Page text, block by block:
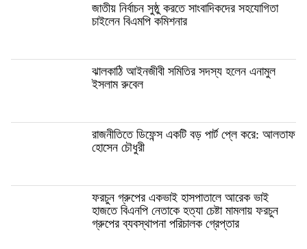
জাতীয় নির্বাচন সুষ্ঠু করতে সাংবাদিকদের সহযোগিতা
চাইলেন বিএমপি কমিশনার
ঝালকাঠি আইনজীবী সমিতির সদস্য হলেন এনামুল
ইসলাম রুবেল
রাজনীতিতে ডিফেন্স একটি বড় পার্ট প্লে করে: আলতাফ
হোসেন চৌধুরী
ফরচুন গ্রুপের একভাই হাসপাতালে আরেক ভাই
হাজতে বিএনপি নেতাকে হত্যা চেষ্টা মামলায় ফরচুন
গ্রুপের ব্যবস্থাপনা পরিচালক গ্রেপ্তার